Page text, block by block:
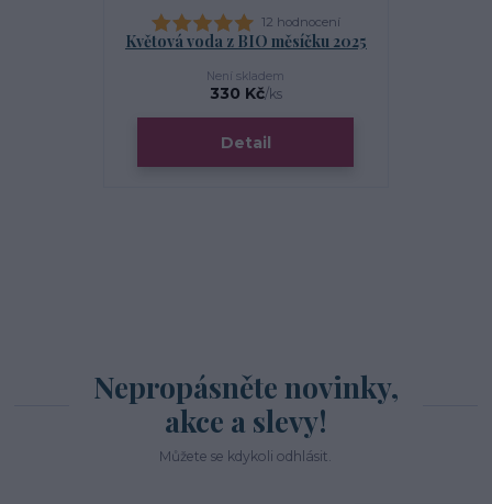
12 hodnocení
Květová voda z BIO měsíčku 2025
330 Kč/ks
Není skladem
Detail
Nepropásněte novinky,
akce a slevy!
Můžete se kdykoli odhlásit.